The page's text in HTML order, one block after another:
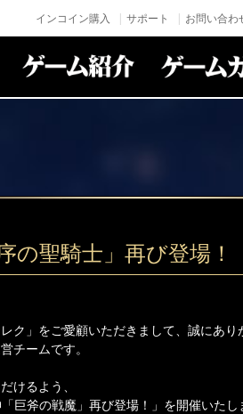
インコイン購入 サポート お問い合わ
の聖騎士」再び登場！
ク」をご愛顧いただきまして、誠にあり
チームです。
けるよう、
巨斧の戦魔」再び登場！」を開催いたし